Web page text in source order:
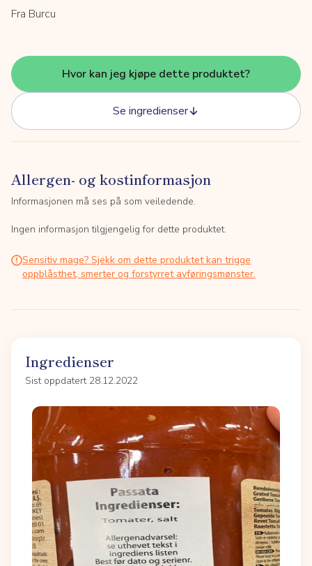
Fra Burcu
Hvor kan jeg kjøpe dette produktet?
Se ingredienser
Allergen- og kostinformasjon
Informasjonen må ses på som veiledende.
Ingen informasjon tilgjengelig for dette produktet.
Sensitiv mage? Sjekk om dette produktet kan trigge
oppblåsthet, smerter og forstyrret avføringsmønster.
Ingredienser
Sist oppdatert 28.12.2022